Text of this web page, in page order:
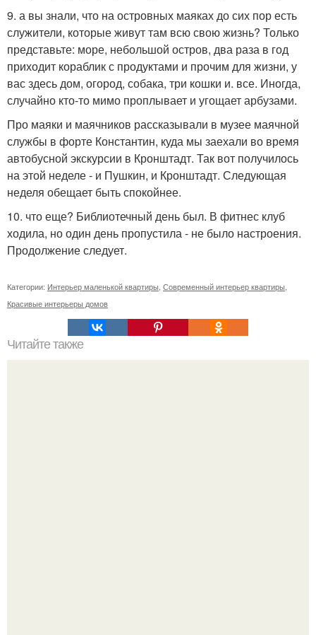
9. а вы знали, что на островных маяках до сих пор есть
служители, которые живут там всю свою жизнь? Только
представьте: море, небольшой остров, два раза в год
приходит кораблик с продуктами и прочим для жизни, у
вас здесь дом, огород, собака, три кошки и. все. Иногда,
случайно кто-то мимо проплывает и угощает арбузами.
Про маяки и маячников рассказывали в музее маячной
службы в форте Константин, куда мы заехали во время
автобусной экскурсии в Кронштадт. Так вот получилось
на этой неделе - и Пушкин, и Кронштадт. Следующая
неделя обещает быть спокойнее.
10. что еще? Библиотечный день был. В фитнес клуб
ходила, но один день пропустила - не было настроения.
Продолжение следует.
Категории: Интерьер маленькой квартиры Современный интерьер квартиры
Красивые интерьеры домов
Читайте также